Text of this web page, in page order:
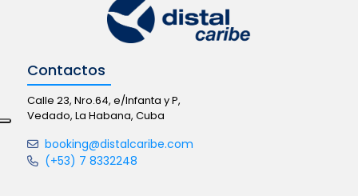
Contactos
Calle 23, Nro.64, e/Infanta y P,
Vedado, La Habana, Cuba
booking@distalcaribe.com
(+53) 7 8332248